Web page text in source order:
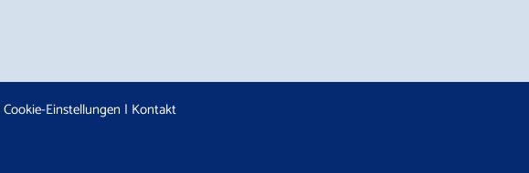
Cookie-Einstellungen | Kontakt